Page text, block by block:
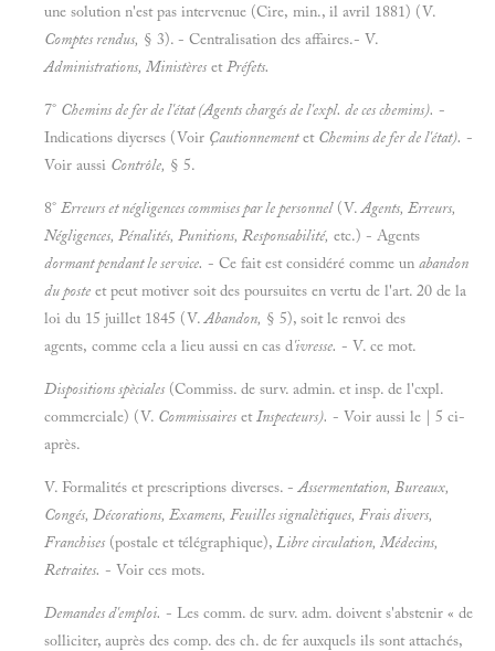
une solution n'est pas intervenue (Cire, min., il avril 1881) (V.
Comptes rendus, § 3). - Centralisation des affaires.- V.
Administrations, Ministères etPréfets.
7° Chemins de fer de l'état (Agents chargés de l'expl. de ces chemins). -
Indications diyerses (Voir Çautionnementet Chemins de fer de l'état). -
Voir aussi Contrôle, § 5.
8° Erreurs et négligences commises par le personnel(V.Agents, Erreurs,
Négligences, Pénalités, Punitions, Responsabilité, etc.) - Agents
dormant pendant le service. - Ce fait est considéré comme un abandon
du poste et peut motiver soit des poursuites en vertu de l'art. 20 de la
loi du 15 juillet 1845 (V.Abandon, § 5), soit le renvoi des
agents, comme cela a lieu aussi en cas d'ivresse. - V. ce mot.
Dispositions spèciales (Commiss. de surv. admin. et insp. de l'cxpl.
commerciale) (V. Commissaires etInspecteurs). - Voir aussi le | 5 ci-
après.
V. Formalités et prescriptions diverses. -Assermentation, Bureaux,
Congés, Décorations, Examens, Feuilles signalètiques, Frais divers,
Franchises (postale et télégraphique), Libre circulation, Médecins,
Retraites. - Voir ces mots.
Demandes d'emploi. - Les comm. de surv. adm. doivent s'abstenir « de
solliciter, auprès des comp. des ch. de fer auxquels ils sont attachés,